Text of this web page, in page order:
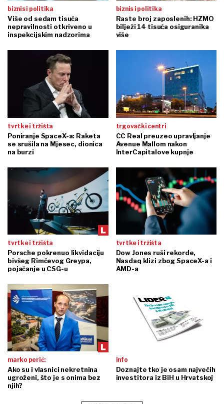
biznis i politika
Više od sedam tisuća
nepravilnosti otkriveno u
inspekcijskim nadzorima
biznis i politika
Raste broj zaposlenih: HZMO
bilježi 14 tisuća osiguranika
više
tvrtke i tržišta
Poniranje SpaceX-a: Raketa
se srušila na Mjesec, dionica
na burzi
trgovački centri
CC Real preuzeo upravljanje
Avenue Mallom nakon
InterCapitalove kupnje
tvrtke i tržišta
Porsche pokrenuo likvidaciju
bivšeg Rimčevog Greypa,
pojačanje u CSG-u
tvrtke i tržišta
Dow Jones ruši rekorde,
Nasdaq klizi zbog SpaceX-a i
AMD-a
marko perić:
Ako su i vlasnici nekretnina
ugroženi, što je s onima bez
njih?
info
Doznajte tko je osam najvećih
investitora iz BiH u Hrvatskoj